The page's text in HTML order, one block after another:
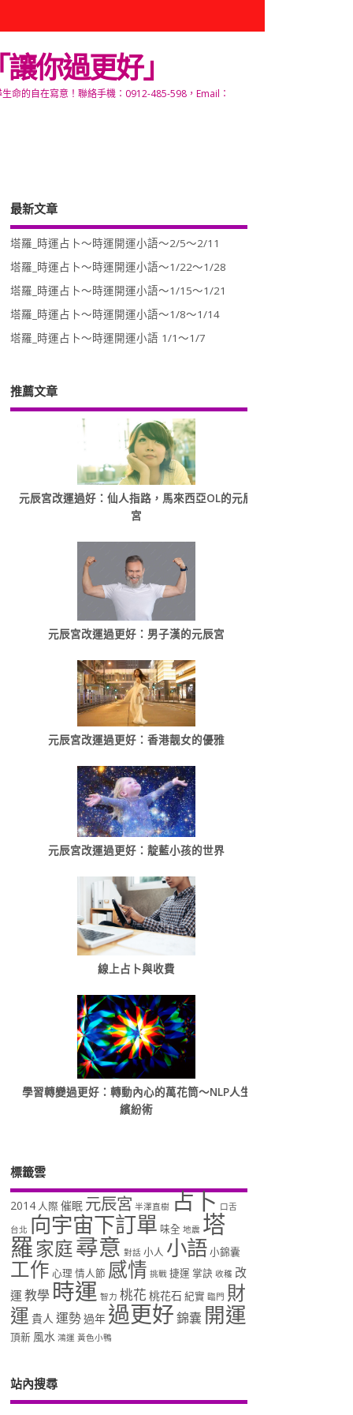
你過更好」
命的自在寫意！聯絡手機：0912-485-598，Email：
最新文章
塔羅_時運占卜～時運開運小語～2/5～2/11
塔羅_時運占卜～時運開運小語～1/22～1/28
塔羅_時運占卜～時運開運小語～1/15～1/21
塔羅_時運占卜～時運開運小語～1/8～1/14
塔羅_時運占卜～時運開運小語 1/1～1/7
推薦文章
元辰宮改運過好：仙人指路，馬來西亞OL的元辰
宮
元辰宮改運過更好：男子漢的元辰宮
元辰宮改運過更好：香港靓女的優雅
元辰宮改運過更好：靛藍小孩的世界
線上占卜與收費
學習轉變過更好：轉動內心的萬花筒～NLP人生
繽紛術
標籤雲
2014 人際 催眠 元辰宮 半澤直樹 占卜 口舌
台北 向宇宙下訂單 味全 地震 塔
羅家庭尋意 對話 小人 小語 小錦囊
工作 心理 情人節 感情 挑戰 捷運 掌訣 收穫 改
運 教學 時運 智力 桃花 桃花石 紀實 臨門 財
運 貴人 運勢過年 過更好錦囊 開運
頂新 風水 鴻運 黃色小鴨
站內搜尋